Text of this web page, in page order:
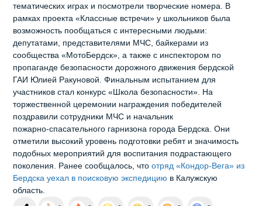
тематических играх и посмотрели творческие номера. В
рамках проекта «Классные встречи» у школьников была
возможность пообщаться с интересными людьми:
депутатами, представителями МЧС, байкерами из
сообщества «МотоБердск», а также с инспектором по
пропаганде безопасности дорожного движения бердской
ГАИ Юлией Ракуновой. Финальным испытанием для
участников стал конкурс «Школа безопасности». На
торжественной церемонии награждения победителей
поздравили сотрудники МЧС и начальник
пожарно‑спасательного гарнизона города Бердска. Они
отметили высокий уровень подготовки ребят и значимость
подобных мероприятий для воспитания подрастающего
поколения. Ранее сообщалось, что отряд «Кондор‑Вега» из
Бердска уехал в поисковую экспедицию в Калужскую
область.